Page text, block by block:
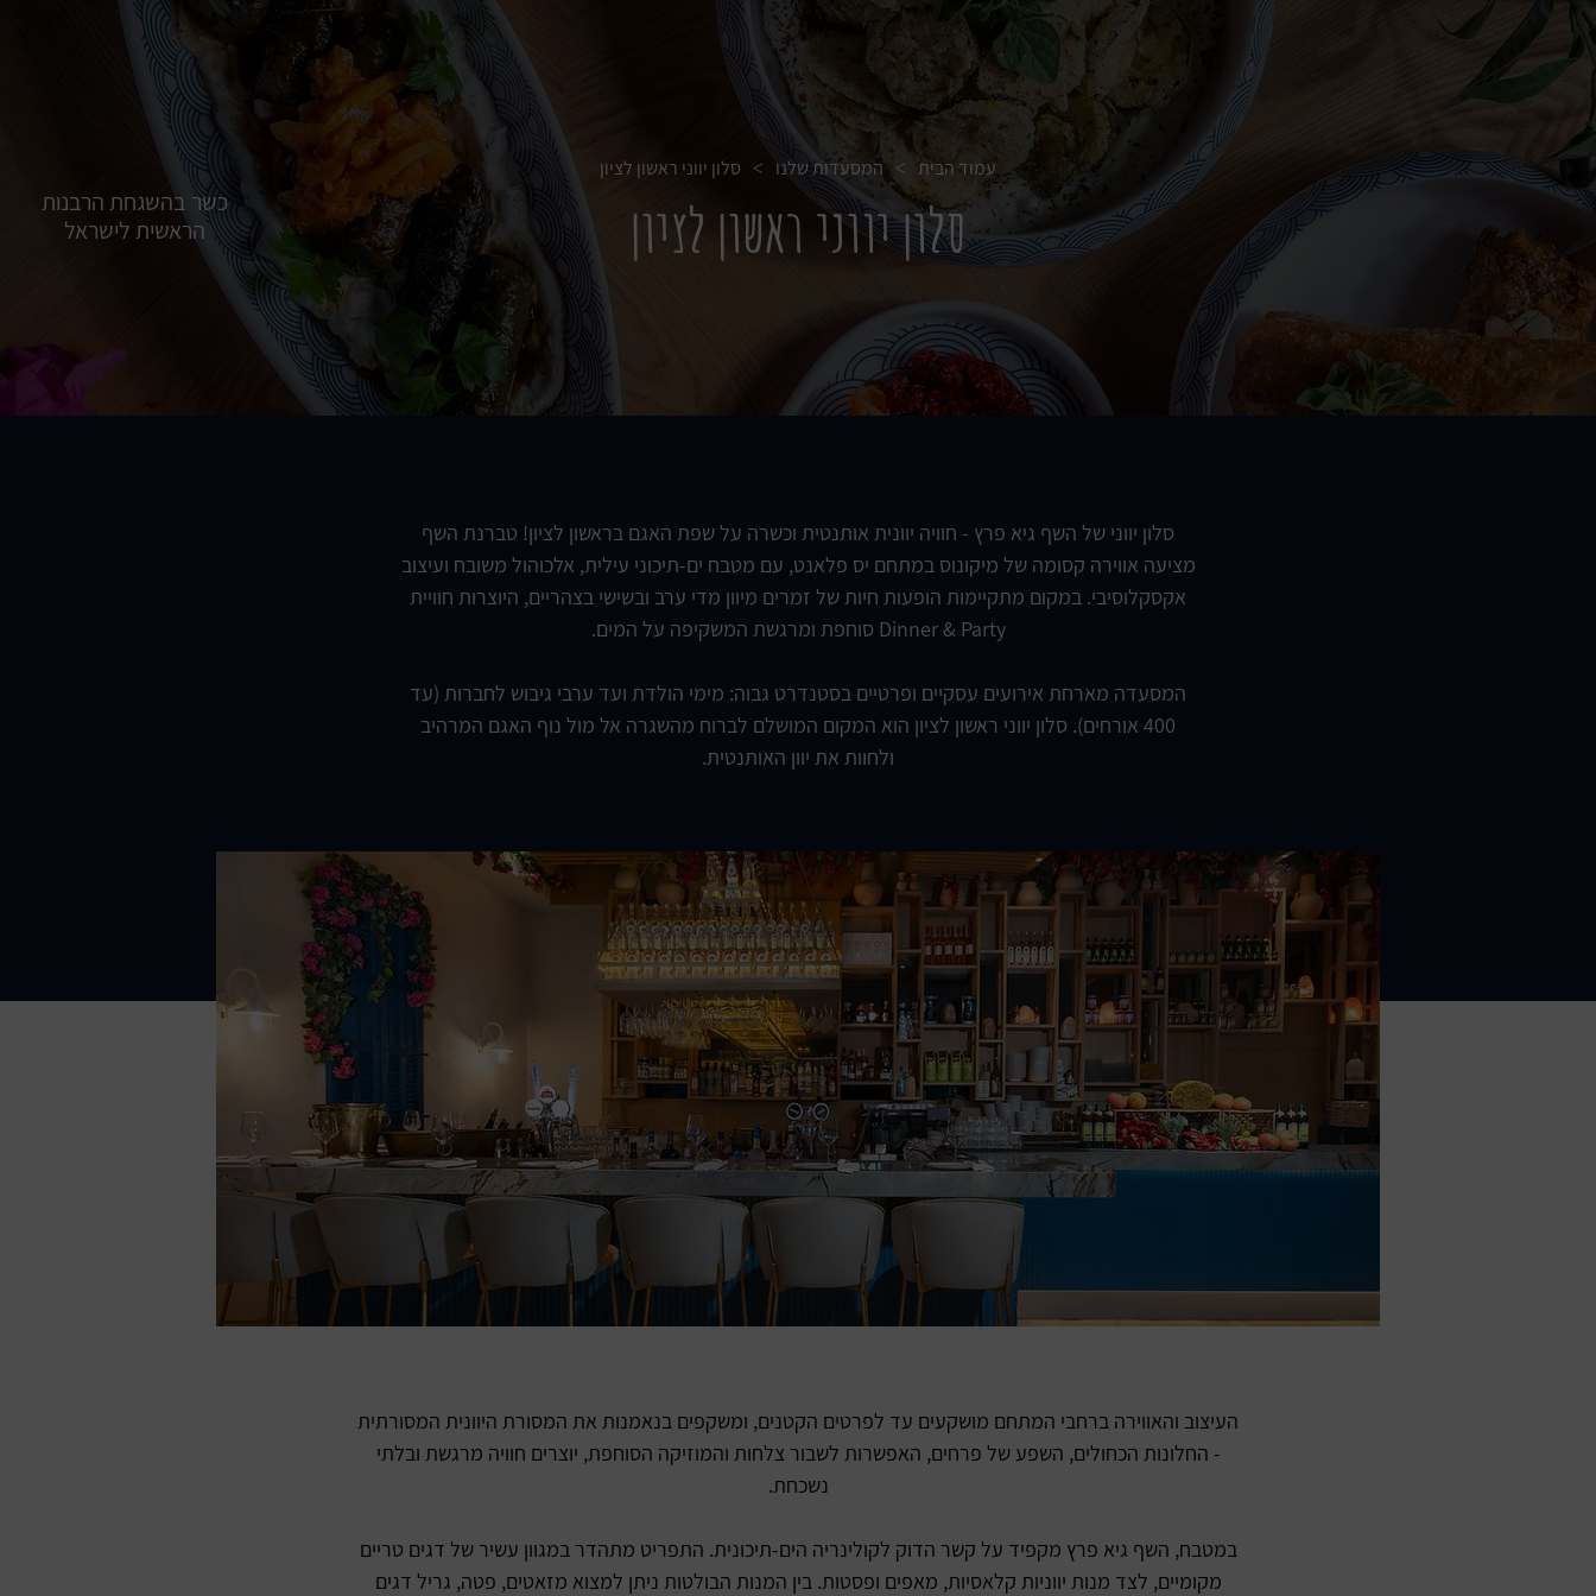
כשר בהשגחת הרבנות
הראשית לישראל
עמוד הבית > המסעדות שלנו > סלון יווני ראשון לציון
סלון יווני ראשון לציון
סלון יווני של השף גיא פרץ - חוויה יוונית אותנטית וכשרה על שפת האגם בראשון לציון! טברנת השף
מציעה אווירה קסומה של מיקונוס במתחם יס פלאנט, עם מטבח ים-תיכוני עילית, אלכוהול משובח ועיצוב
אקסקלוסיבי. במקום מתקיימות הופעות חיות של זמרים מיוון מדי ערב ובשישי בצהריים, היוצרות חוויית
Dinner & Party סוחפת ומרגשת המשקיפה על המים.
המסעדה מארחת אירועים עסקיים ופרטיים בסטנדרט גבוה: מימי הולדת ועד ערבי גיבוש לחברות (עד
400 אורחים). סלון יווני ראשון לציון הוא המקום המושלם לברוח מהשגרה אל מול נוף האגם המרהיב
ולחוות את יוון האותנטית.
העיצוב והאווירה ברחבי המתחם מושקעים עד לפרטים הקטנים, ומשקפים בנאמנות את המסורת היוונית המסורתית
- החלונות הכחולים, השפע של פרחים, האפשרות לשבור צלחות והמוזיקה הסוחפת, יוצרים חוויה מרגשת ובלתי
נשכחת.
במטבח, השף גיא פרץ מקפיד על קשר הדוק לקולינריה הים-תיכונית. התפריט מתהדר במגוון עשיר של דגים טריים
מקומיים, לצד מנות יווניות קלאסיות, מאפים ופסטות. בין המנות הבולטות ניתן למצוא מזאטים, פטה, גריל דגים